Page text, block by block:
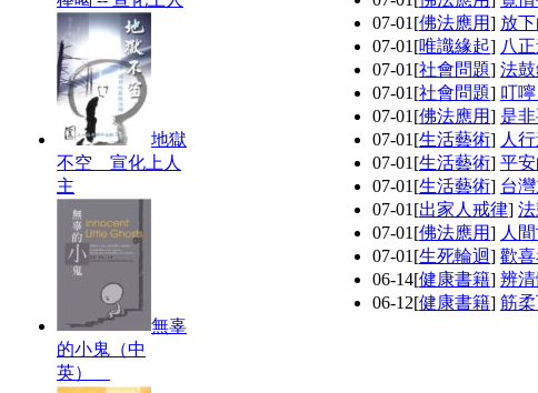
地獄
不空 宣化上人
主
無辜
的小鬼（中
英）
07-01 [佛法應用] 放
07-01 [唯識緣起] 八
07-01 [社會問題] 法
07-01 [社會問題] 叮
07-01 [佛法應用] 是
07-01 [生活藝術] 人
07-01 [生活藝術] 平
07-01 [生活藝術] 台
07-01 [出家人戒律]
07-01 [佛法應用] 人
07-01 [生死輪迴] 歡
06-14[健康書籍] 辨
06-12[健康書籍] 筋